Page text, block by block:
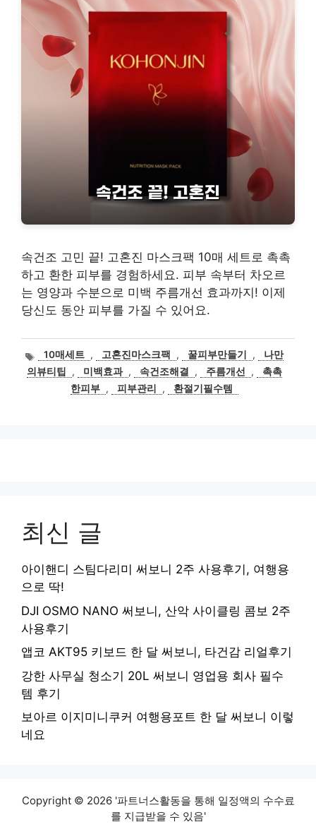
속건조 고민 끝! 고혼진 마스크팩 10매 세트로 촉촉
하고 환한 피부를 경험하세요. 피부 속부터 차오르
는 영양과 수분으로 미백 주름개선 효과까지! 이제
당신도 동안 피부를 가질 수 있어요.
태
그
10매세트 , 고혼진마스크팩 , 꿀피부만들기 ,
나만
의뷰티팁
, 미백효과 , 속건조해결 , 주름개선 ,
촉촉
한피부 , 피부관리 , 환절기필수템
최신 글
아이핸디 스팀다리미 써보니 2주 사용후기, 여행용
으로 딱!
DJI OSMO NANO 써보니, 산악 사이클링 콤보 2주
사용후기
앱코 AKT95 키보드 한 달 써보니, 타건감 리얼후기
강한 사무실 청소기 20L 써보니 영업용 회사 필수
템 후기
보아르 이지미니쿠커 여행용포트 한 달 써보니 이렇
네요
Copyright © 2026 '파트너스활동을 통해 일정액의 수수료
를 지급받을 수 있음'